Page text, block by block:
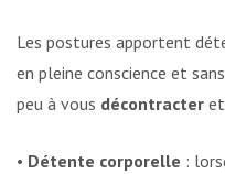
Les postures apportent
en pleine conscience et
peu à vous décontracter
• Détente corporelle :